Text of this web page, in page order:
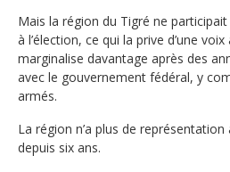
Mais la région du Tigré ne
à l’élection, ce qui la prive d’une
marginalise davantage après des
avec le gouvernement fédéral, y
armés.
La région n’a plus de
depuis six ans.